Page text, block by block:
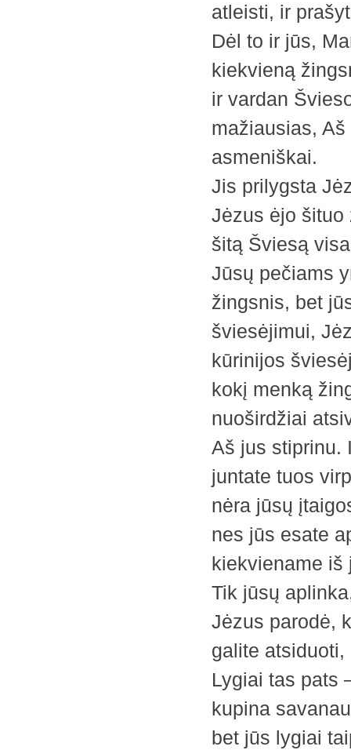
atleisti, ir
Dėl to ir jūs,
kiekvieną
ir vardan
mažiausias,
asmeniškai.
Jis prilygsta
Jėzus ėjo šituo
šitą Šviesą
Jūsų pečiams
žingsnis, bet
šviesėjimui,
kūrinijos
kokį menką
nuoširdžiai
Aš jus stiprinu.
juntate tuos
nėra jūsų
nes jūs esate
kiekviename iš
Tik jūsų
Jėzus parodė,
galite
Lygiai tas pats
kupina
bet jūs lygiai